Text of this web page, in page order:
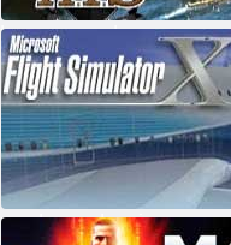
העלדן אין דער הימל
מייקראָסאָפֿט פלי סימיאַלייטער